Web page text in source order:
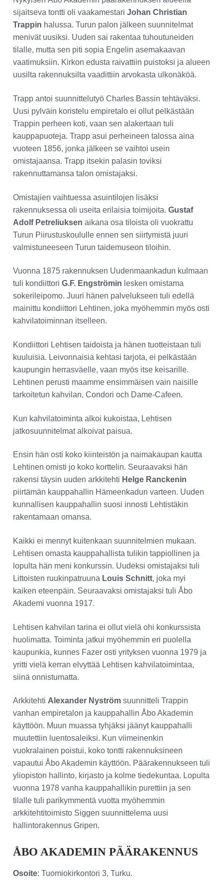
sijaitseva tontti oli vaakamestari Johan Christian
Trappin halussa. Turun palon jälkeen suunnitelmat
menivät uusiksi. Uuden sai rakentaa tuhoutuneiden
tilalle, mutta sen piti sopia Engelin asemakaavan
vaatimuksiin. Kirkon edusta raivattiin puistoksi ja alueen
uusilta rakennuksilta vaadittiin arvokasta ulkonäköä.
Trapp antoi suunnittelutyö Charles Bassin tehtäväksi.
Uusi pylväin koristelu empiretalo ei ollut pelkästään
Trappin perheen koti, vaan sen alakertaan tuli
kauppapuoteja. Trapp asui perheineen talossa aina
vuoteen 1856, jonka jälkeen se vaihtoi usein
omistajaansa. Trapp itsekin palasin toviksi
rakennuttamansa talon omistajaksi.
Omistajien vaihtuessa asuintilojen lisäksi
rakennuksessa oli useita erilaisia toimijoita. Gustaf
Adolf Petreliuksen aikana osa tiloista oli vuokrattu
Turun Piirustuskoululle ennen sen siirtymistä juuri
valmistuneeseen Turun taidemuseon tiloihin.
Vuonna 1875 rakennuksen Uudenmaankadun kulmaan
tuli kondiittori G.F. Engströmin lesken omistama
sokerileipomo. Juuri hänen palvelukseen tuli edellä
mainittu kondiittori Lehtinen, joka myöhemmin myös osti
kahvilatoiminnan itselleen.
Kondiittori Lehtisen taidoista ja hänen tuotteistaan tuli
kuuluisia. Leivonnaisia kehtasi tarjota, ei pelkästään
kaupungin herrasväelle, vaan myös itse keisarille.
Lehtinen perusti maamme ensimmäisen vain naisille
tarkoitetun kahvilan, Condori och Dame-Cafeen.
Kun kahvilatoiminta alkoi kukoistaa, Lehtisen
jatkosuunnitelmat alkoivat paisua.
Ensin hän osti koko kiinteistön ja naimakaupan kautta
Lehtinen omisti jo koko korttelin. Seuraavaksi hän
rakensi täysin uuden arkkitehti Helge Ranckenin
piirtämän kauppahallin Hämeenkadun varteen. Uuden
kunnallisen kauppahallin suosi innosti Lehtistäkin
rakentamaan omansa.
Kaikki ei mennyt kuitenkaan suunnitelmien mukaan.
Lehtisen omasta kauppahallista tulikin tappiollinen ja
lopulta hän meni konkurssin. Uudeksi omistajaksi tuli
Littoisten ruukinpatruuna Louis Schnitt, joka myi
kaiken eteenpäin. Seuraavaksi omistajaksi tuli Åbo
Akademi vuonna 1917.
Lehtisen kahvilan tarina ei ollut vielä ohi konkurssista
huolimatta. Toiminta jatkui myöhemmin eri puolella
kaupunkia, kunnes Fazer osti yrityksen vuonna 1979 ja
yritti vielä kerran elvyttää Lehtisen kahvilatoimintaa,
siinä onnistumatta.
Arkkitehti Alexander Nyström suunnitteli Trappin
vanhan empiretalon ja kauppahallin Åbo Akademin
käyttöön. Muun muassa tyhjäksi jäänyt kauppahalli
muutettiin luentosaleiksi. Kun viimeinenkin
vuokralainen poistui, koko tontti rakennuksineen
vapautui Åbo Akademin käyttöön. Päärakennukseen tuli
yliopiston hallinto, kirjasto ja kolme tiedekuntaa. Lopulta
vuonna 1978 vanha kauppahallikin purettiin ja sen
tilalle tuli parikymmentä vuotta myöhemmin
arkkitehtitoimisto Siggen suunnittelema uusi
hallintorakennus Gripen.
ÅBO AKADEMIN PÄÄRAKENNUS
Osoite: Tuomiokirkontori 3, Turku.